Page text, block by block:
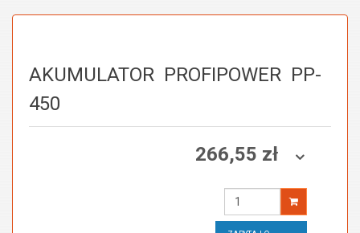
AKUMULATOR PROFIPOWER PP-
450
266,55 zł